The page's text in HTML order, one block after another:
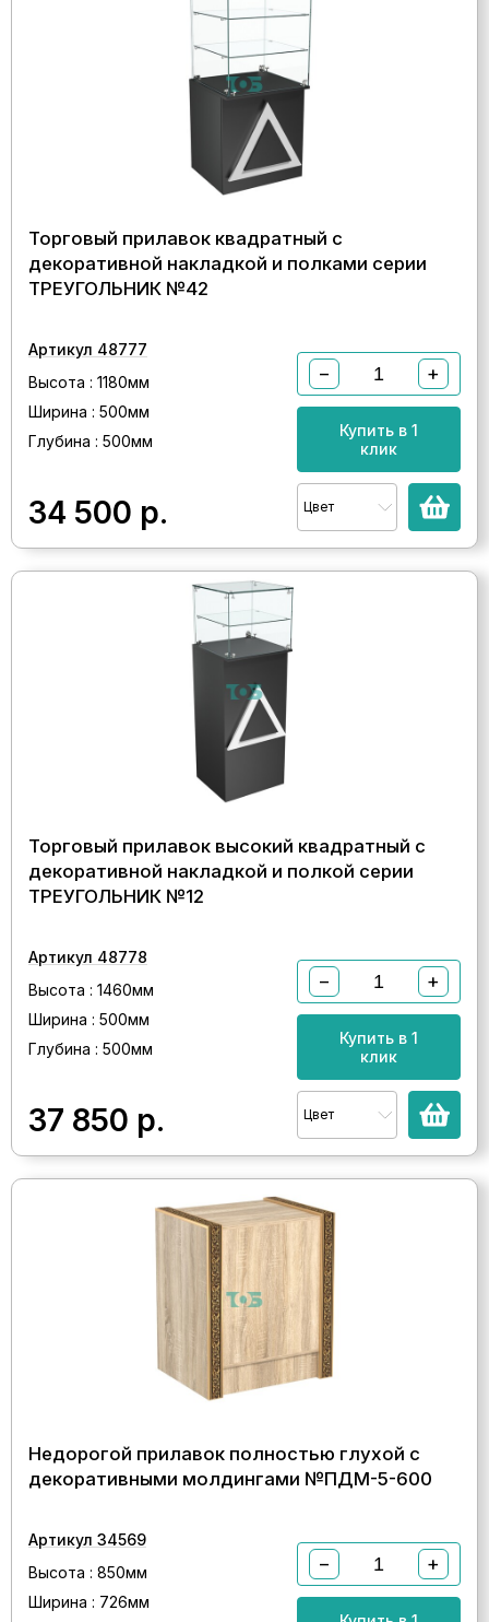
Торговый прилавок квадратный с
декоративной накладкой и полками серии
ТРЕУГОЛЬНИК №42
Артикул 48777
Высота : 1180мм
Ширина : 500мм
Глубина : 500мм
34 500 р.
− +
Купить в 1
клик
Цвет
Торговый прилавок высокий квадратный с
декоративной накладкой и полкой серии
ТРЕУГОЛЬНИК №12
Артикул 48778
Высота : 1460мм
Ширина : 500мм
Глубина : 500мм
37 850 р.
− +
Купить в 1
клик
Цвет
Недорогой прилавок полностью глухой с
декоративными молдингами №ПДМ-5-600
Артикул 34569
Высота : 850мм
Ширина : 726мм
− +